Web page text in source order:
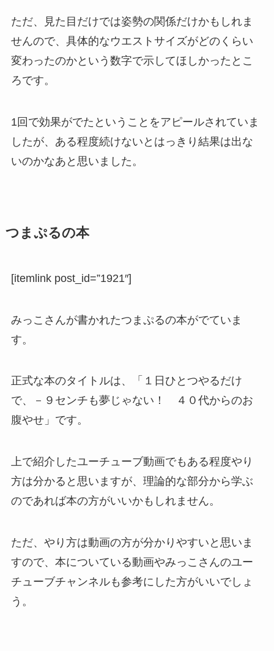
ただ、見た目だけでは姿勢の関係だけかもしれま
せんので、具体的なウエストサイズがどのくらい
変わったのかという数字で示してほしかったとこ
ろです。
1回で効果がでたということをアピールされていま
したが、ある程度続けないとはっきり結果は出な
いのかなあと思いました。
つまぷるの本
[itemlink post_id=”1921″]
みっこさんが書かれたつまぷるの本がでていま
す。
正式な本のタイトルは、「１日ひとつやるだけ
で、－９センチも夢じゃない！ ４０代からのお
腹やせ」です。
上で紹介したユーチューブ動画でもある程度やり
方は分かると思いますが、理論的な部分から学ぶ
のであれば本の方がいいかもしれません。
ただ、やり方は動画の方が分かりやすいと思いま
すので、本についている動画やみっこさんのユー
チューブチャンネルも参考にした方がいいでしょ
う。